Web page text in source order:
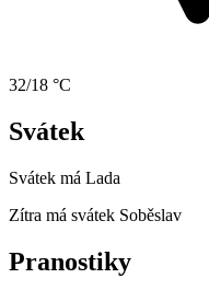
32/18 °C
Svátek
Svátek má Lada
Zítra má svátek Soběslav
Pranostiky